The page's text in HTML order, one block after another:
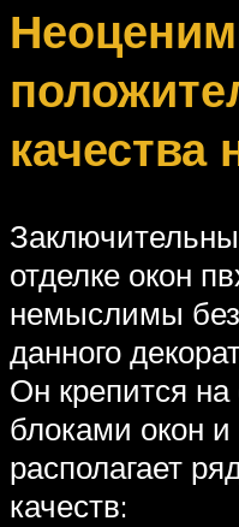
качества
отделке окон
немыслимы
данного
Он крепится
блоками окон
располагает
качеств: